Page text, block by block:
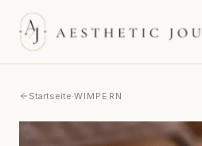
Startseite·WIMPERN